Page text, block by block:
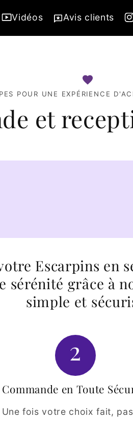
Vidéos Avis clients
POUR UNE EXPÉRIENCE
et
Escarpins en
sérénité grâce à
simple et
2
Commande en Toute
Une fois votre choix fait,